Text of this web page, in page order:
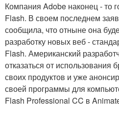
Компания Adobe наконец - то
Flash. В своем последнем
сообщила, что отныне она
разработку новых веб -
Flash. Американский
отказаться от использования
своих продуктов и уже
своей программы для
Flash Professional CC в